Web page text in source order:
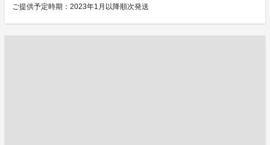
ご提供予定時期：2023年1月以降順次発送